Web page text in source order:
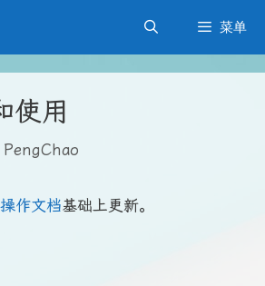
菜单
使用
PengChao
作文档基础上更新。